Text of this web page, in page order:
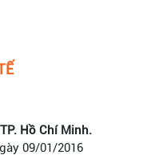
Hồ Chí Minh.
09/01/2016